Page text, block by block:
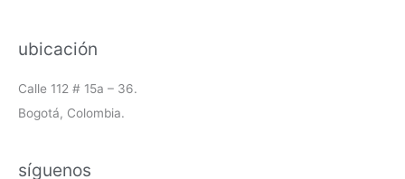
ubicación
Calle 112 # 15a – 36.
Bogotá, Colombia.
síguenos